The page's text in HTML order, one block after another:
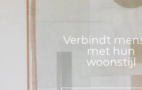
Verbindt
met hun
woonstijl